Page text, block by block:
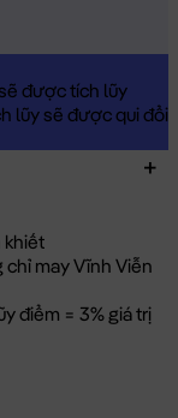
được tích lũy
lũy sẽ được qui đổi
khiết
may Vĩnh Viễn
điểm = 3% giá trị